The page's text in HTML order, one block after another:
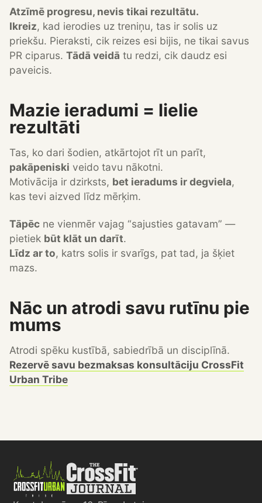
Atzīmē progresu, nevis tikai rezultātu.
Ikreiz, kad ierodies uz treniņu, tas ir solis uz
priekšu. Pieraksti, cik reizes esi bijis, ne tikai savus
PR ciparus. Tādā veidā tu redzi, cik daudz esi
paveicis.
Mazie ieradumi = lielie
rezultāti
Tas, ko dari šodien, atkārtojot rīt un parīt,
pakāpeniski veido tavu nākotni.
Motivācija ir dzirksts, bet ieradums ir degviela,
kas tevi aizved līdz mērķim.
Tāpēc ne vienmēr vajag “sajusties gatavam” —
pietiek būt klāt un darīt.
Līdz ar to, katrs solis ir svarīgs, pat tad, ja šķiet
mazs.
Nāc un atrodi savu rutīnu pie
mums
Atrodi spēku kustībā, sabiedrībā un disciplīnā.
Rezervē savu bezmaksas konsultāciju CrossFit
Urban Tribe